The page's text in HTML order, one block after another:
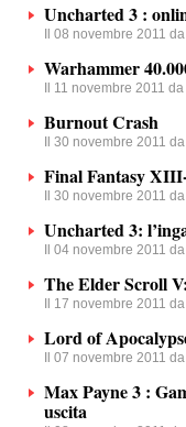
Uncharted 3 :
Il 08 novembre 2011 da
Warhammer
Il 11 novembre 2011 da
Burnout Crash
Il 30 novembre 2011 da
Final Fantasy
Il 30 novembre 2011 da
Uncharted 3:
Il 04 novembre 2011 da
The Elder Scroll
Il 17 novembre 2011 da
Lord of
Il 07 novembre 2011 da
Max Payne 3 :
uscita